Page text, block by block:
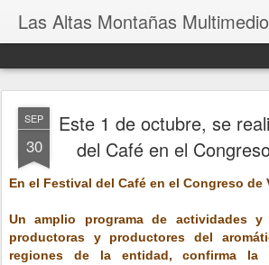
Las Altas Montañas
SEP
30
Este 1 de octubre, se
del Café en el
En el Festival del Café en el Congreso de
Un amplio programa de actividades
productoras y productores del
regiones de la entidad, confirma la